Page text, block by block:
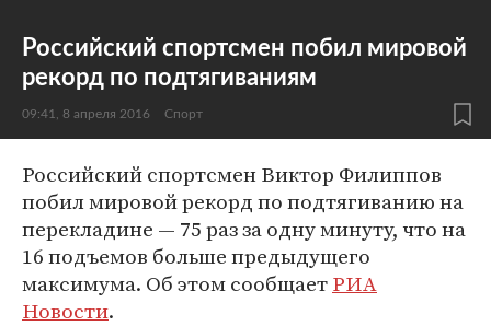
Российский спортсмен побил мировой
рекорд по подтягиваниям
09:41, 8 апреля 2016 Спорт
Российский спортсмен Виктор Филиппов
побил мировой рекорд по подтягиванию на
перекладине — 75 раз за одну минуту, что на
16 подъемов больше предыдущего
максимума. Об этом сообщаетРИА
Новости.